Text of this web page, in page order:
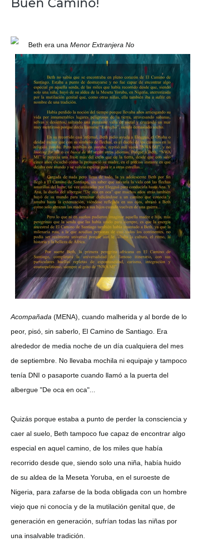
Beth era unaMenor Extranjera No
Acompañada (MENA), cuando malherida y al borde de lo
peor, pisó, sin saberlo, El Camino de Santiago. Era
alrededor de media noche de un día cualquiera del mes
de septiembre. No llevaba mochila ni equipaje y tampoco
tenía DNI o pasaporte cuando llamó a la puerta del
albergue "De oca en oca"...
Quizás porque estaba a punto de perder la consciencia y
caer al suelo, Beth tampoco fue capaz de encontrar algo
especial en aquel camino, de los miles que había
recorrido desde que, siendo solo una niña, había huido
de su aldea de la Meseta Yoruba, en el suroeste de
Nigeria, para zafarse de la boda obligada con un hombre
viejo que ni conocía y de la mutilación genital que, de
generación en generación, sufrían todas las niñas por
una insalvable tradición.